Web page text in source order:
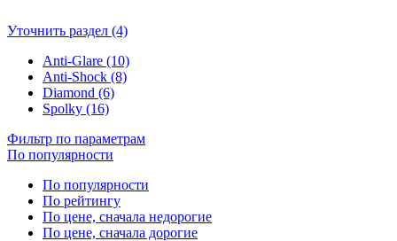
Уточнить раздел (4)
Anti-Glare (10)
Anti-Shock (8)
Diamond (6)
Spolky (16)
Фильтр по параметрам
По популярности
По популярности
По рейтингу
По цене, сначала недорогие
По цене, сначала дорогие